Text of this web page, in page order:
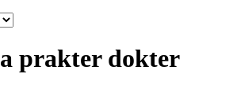
prakter dokter